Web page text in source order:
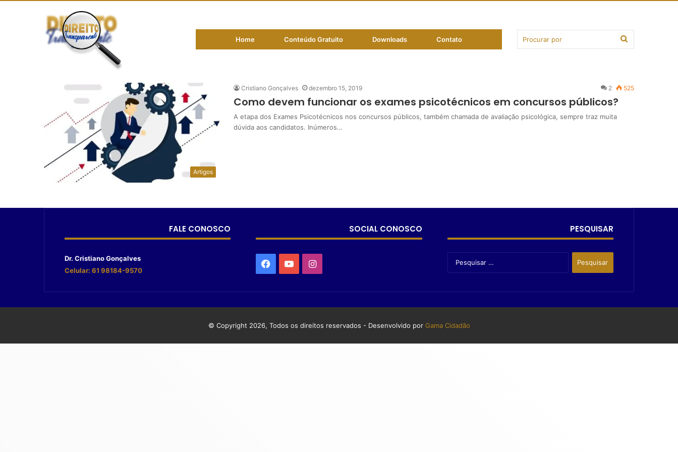
Home Conteúdo Gratuito Downloads Contato
Artigos
Cristiano Gonçalves dezembro 15, 2019 2 525
Como devem funcionar os exames psicotécnicos em concursos públicos?
A etapa dos Exames Psicotécnicos nos concursos públicos, também chamada de avaliação psicológica, sempre traz muita
dúvida aos candidatos. Inúmeros…
FALE CONOSCO
Dr. Cristiano Gonçalves
Celular: 61 98184-9570
SOCIAL CONOSCO PESQUISAR
© Copyright 2026, Todos os direitos reservados - Desenvolvido por Gama Cidadão